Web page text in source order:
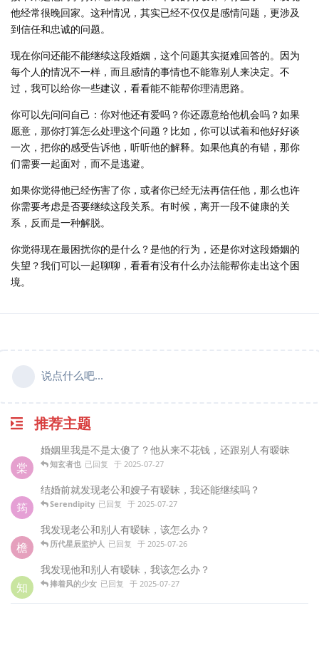
他经常很晚回家。这种情况，其实已经不仅仅是感情问题，更涉及
到信任和忠诚的问题。
现在你问还能不能继续这段婚姻，这个问题其实挺难回答的。因为
每个人的情况不一样，而且感情的事情也不能靠别人来决定。不
过，我可以给你一些建议，看看能不能帮你理清思路。
你可以先问问自己：你对他还有爱吗？你还愿意给他机会吗？如果
愿意，那你打算怎么处理这个问题？比如，你可以试着和他好好谈
一次，把你的感受告诉他，听听他的解释。如果他真的有错，那你
们需要一起面对，而不是逃避。
如果你觉得他已经伤害了你，或者你已经无法再信任他，那么也许
你需要考虑是否要继续这段关系。有时候，离开一段不健康的关
系，反而是一种解脱。
你觉得现在最困扰你的是什么？是他的行为，还是你对这段婚姻的
失望？我们可以一起聊聊，看看有没有什么办法能帮你走出这个困
境。
说点什么吧...
推荐主题
棠
婚姻里我是不是太傻了？他从来不花钱，还跟别人有暧昧
知玄者也 已回复 于 2025-07-27
筠
结婚前就发现老公和嫂子有暧昧，我还能继续吗？
Serendipity 已回复 于 2025-07-27
檐
我发现老公和别人有暧昧，该怎么办？
历代星辰监护人 已回复 于 2025-07-26
知
我发现他和别人有暧昧，我该怎么办？
捧着风的少女 已回复 于 2025-07-27